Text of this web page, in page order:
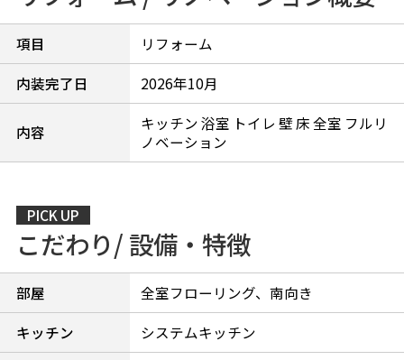
項目
リフォーム
内装完了日
2026年10月
内容
キッチン 浴室 トイレ 壁 床 全室 フルリ
ノベーション
PICK UP
こだわり/ 設備・特徴
部屋
全室フローリング、南向き
キッチン
システムキッチン